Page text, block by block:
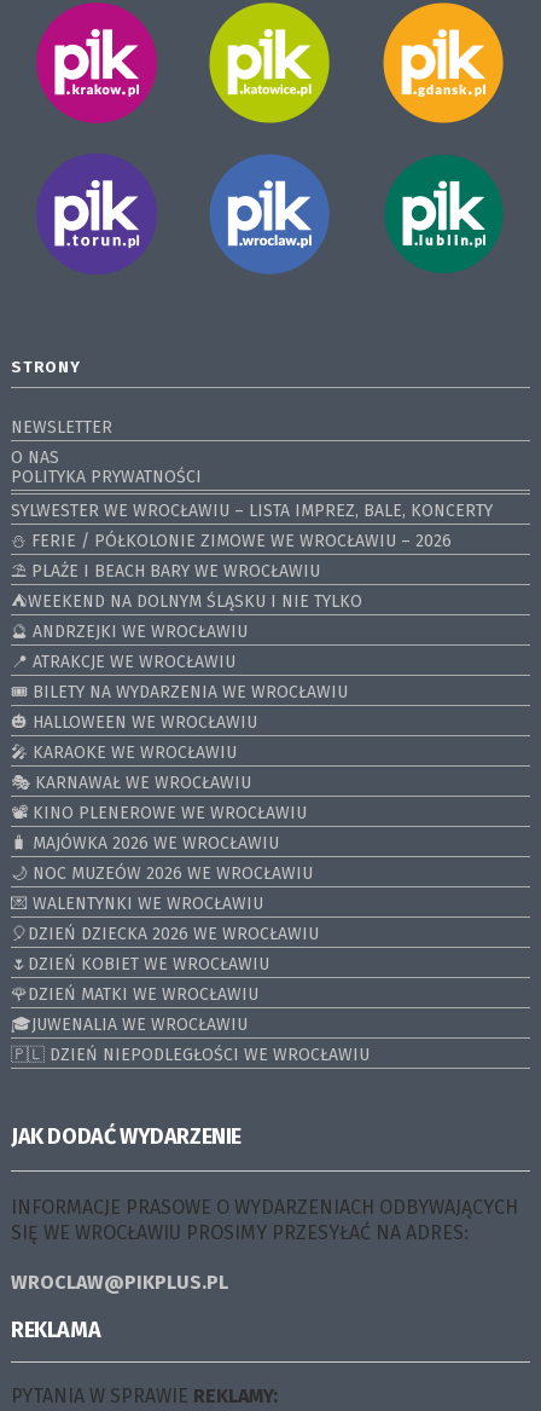
STRONY
NEWSLETTER
O NAS
POLITYKA PRYWATNOŚCI
SYLWESTER WE WROCŁAWIU – LISTA IMPREZ, BALE, KONCERTY
⛄️ FERIE / PÓŁKOLONIE ZIMOWE WE WROCŁAWIU – 2026
⛱️ PLAŻE I BEACH BARY WE WROCŁAWIU
⛺️WEEKEND NA DOLNYM ŚLĄSKU I NIE TYLKO
🔮 ANDRZEJKI WE WROCŁAWIU
📍 ATRAKCJE WE WROCŁAWIU
🎟️ BILETY NA WYDARZENIA WE WROCŁAWIU
🎃 HALLOWEEN WE WROCŁAWIU
🎤 KARAOKE WE WROCŁAWIU
🎭 KARNAWAŁ WE WROCŁAWIU
📽️ KINO PLENEROWE WE WROCŁAWIU
🧳 MAJÓWKA 2026 WE WROCŁAWIU
🌙 NOC MUZEÓW 2026 WE WROCŁAWIU
💌 WALENTYNKI WE WROCŁAWIU
🎈DZIEŃ DZIECKA 2026 WE WROCŁAWIU
🌷DZIEŃ KOBIET WE WROCŁAWIU
🌹DZIEŃ MATKI WE WROCŁAWIU
🎓JUWENALIA WE WROCŁAWIU
🇵🇱 DZIEŃ NIEPODLEGŁOŚCI WE WROCŁAWIU
JAK DODAĆ WYDARZENIE
INFORMACJE PRASOWE O WYDARZENIACH ODBYWAJĄCYCH
SIĘ WE WROCŁAWIU PROSIMY PRZESYŁAĆ NA ADRES:
WROCLAW@PIKPLUS.PL
REKLAMA
PYTANIA W SPRAWIE REKLAMY: